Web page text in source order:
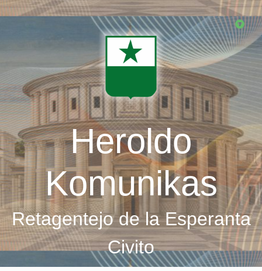
Skip
Heroldo
Komunikas
Retagentejo de la Esperanta
Civito